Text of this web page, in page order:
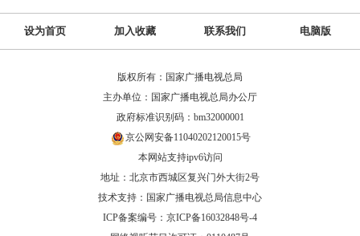
设为首页 加入收藏 联系我们 电脑版
版权所有：国家广播电视总局
主办单位：国家广播电视总局办公厅
政府标准识别码：bm32000001
京公网安备11040202120015号
本网站支持ipv6访问
地址：北京市西城区复兴门外大街2号
技术支持：国家广播电视总局信息中心
ICP备案编号：京ICP备16032848号-4